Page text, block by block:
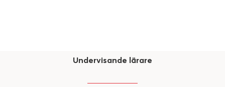
Undervisande lärare